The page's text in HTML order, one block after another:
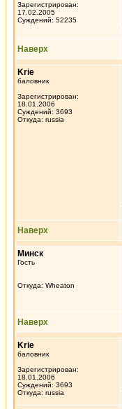
Зарегистрирован:
17.02.2005
Суждений: 52235
Наверх
Krie
баловник
Зарегистрирован:
18.01.2006
Суждений: 3693
Откуда: russia
Наверх
Минск
Гость
Откуда: Wheaton
Наверх
Krie
баловник
Зарегистрирован:
18.01.2006
Суждений: 3693
Откуда: russia